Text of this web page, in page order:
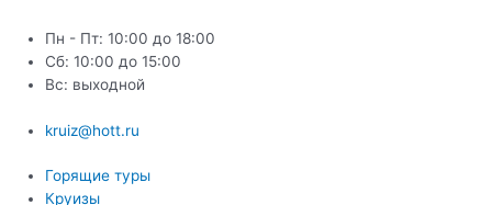
Пн - Пт: 10:00 до 18:00
Сб: 10:00 до 15:00
Вс: выходной
kruiz@hott.ru
Горящие туры
Круизы